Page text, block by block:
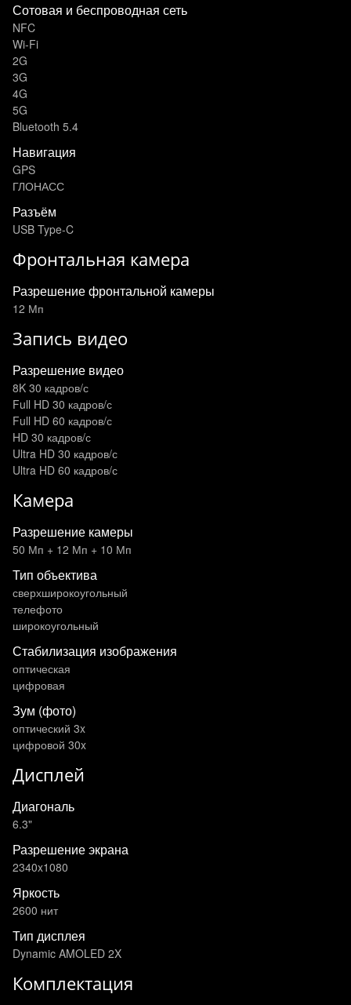
Сотовая и беспроводная сеть
NFC
Wi-Fi
2G
3G
4G
5G
Bluetooth 5.4
Навигация
GPS
ГЛОНАСС
Разъём
USB Type-C
Фронтальная камера
Разрешение фронтальной камеры
12 Мп
Запись видео
Разрешение видео
8K 30 кадров/с
Full HD 30 кадров/с
Full HD 60 кадров/с
HD 30 кадров/с
Ultra HD 30 кадров/с
Ultra HD 60 кадров/с
Камера
Разрешение камеры
50 Мп + 12 Мп + 10 Мп
Тип объектива
сверхширокоугольный
телефото
широкоугольный
Стабилизация изображения
оптическая
цифровая
Зум (фото)
оптический 3x
цифровой 30x
Дисплей
Диагональ
6.3"
Разрешение экрана
2340x1080
Яркость
2600 нит
Тип дисплея
Dynamic AMOLED 2X
Комплектация